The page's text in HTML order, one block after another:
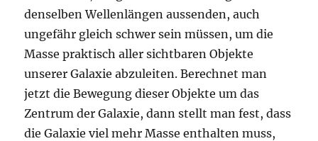
denselben Wellenlängen aussenden, auch
ungefähr gleich schwer sein müssen, um die
Masse praktisch aller sichtbaren Objekte
unserer Galaxie abzuleiten. Berechnet man
jetzt die Bewegung dieser Objekte um das
Zentrum der Galaxie, dann stellt man fest, dass
die Galaxie viel mehr Masse enthalten muss,